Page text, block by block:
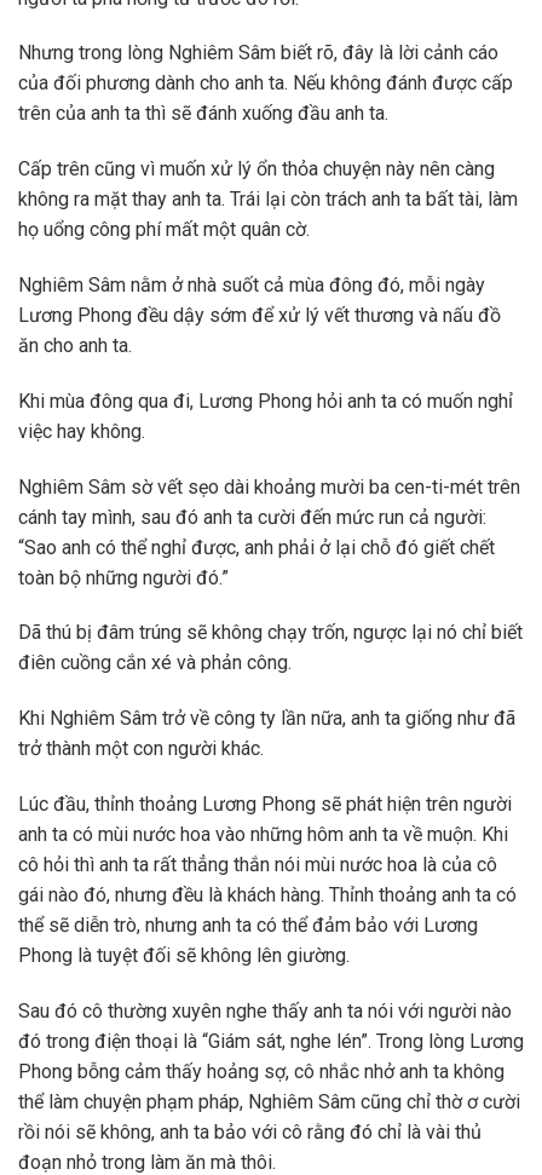
Nhưng trong lòng Nghiêm Sâm biết rõ, đây là lời cảnh cáo
của đối phương dành cho anh ta. Nếu không đánh được cấp
trên của anh ta thì sẽ đánh xuống đầu anh ta.
Cấp trên cũng vì muốn xử lý ổn thỏa chuyện này nên càng
không ra mặt thay anh ta. Trái lại còn trách anh ta bất tài, làm
họ uổng công phí mất một quân cờ.
Nghiêm Sâm nằm ở nhà suốt cả mùa đông đó, mỗi ngày
Lương Phong đều dậy sớm để xử lý vết thương và nấu đồ
ăn cho anh ta.
Khi mùa đông qua đi, Lương Phong hỏi anh ta có muốn nghỉ
việc hay không.
Nghiêm Sâm sờ vết sẹo dài khoảng mười ba cen-ti-mét trên
cánh tay mình, sau đó anh ta cười đến mức run cả người:
“Sao anh có thể nghỉ được, anh phải ở lại chỗ đó giết chết
toàn bộ những người đó.”
Dã thú bị đâm trúng sẽ không chạy trốn, ngược lại nó chỉ biết
điên cuồng cắn xé và phản công.
Khi Nghiêm Sâm trở về công ty lần nữa, anh ta giống như đã
trở thành một con người khác.
Lúc đầu, thỉnh thoảng Lương Phong sẽ phát hiện trên người
anh ta có mùi nước hoa vào những hôm anh ta về muộn. Khi
cô hỏi thì anh ta rất thẳng thắn nói mùi nước hoa là của cô
gái nào đó, nhưng đều là khách hàng. Thỉnh thoảng anh ta có
thể sẽ diễn trò, nhưng anh ta có thể đảm bảo với Lương
Phong là tuyệt đối sẽ không lên giường.
Sau đó cô thường xuyên nghe thấy anh ta nói với người nào
đó trong điện thoại là “Giám sát, nghe lén”. Trong lòng Lương
Phong bỗng cảm thấy hoảng sợ, cô nhắc nhở anh ta không
thể làm chuyện phạm pháp, Nghiêm Sâm cũng chỉ thờ ơ cười
rồi nói sẽ không, anh ta bảo với cô rằng đó chỉ là vài thủ
đoạn nhỏ trong làm ăn mà thôi.